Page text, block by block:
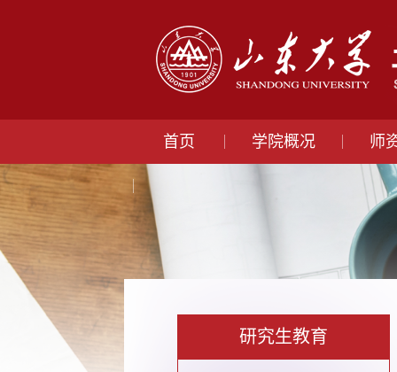
首页 学院概况 师
研究生教育